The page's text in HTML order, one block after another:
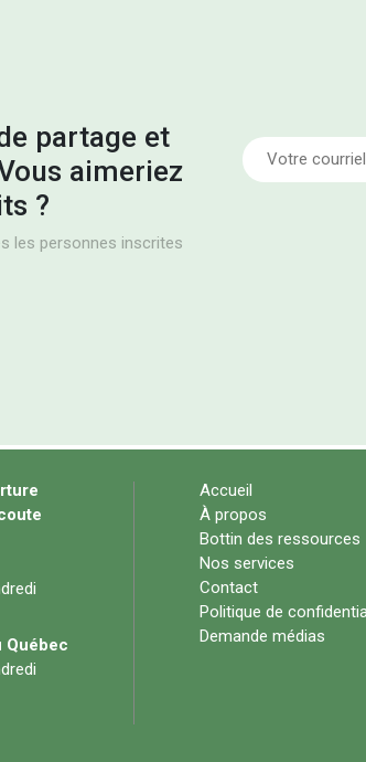
partage et
aimeriez
?
les personnes inscrites
Accueil
À propos
Bottin des ressources
Nos services
Contact
Politique de
Demande médias
Québec